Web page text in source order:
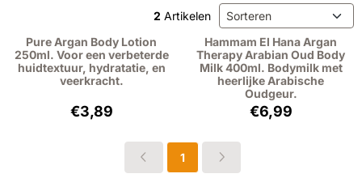
2 Artikelen Sorteermethode
Pure Argan Body Lotion
250ml. Voor een verbeterde
huidtextuur, hydratatie, en
veerkracht.
Prijs: 3,89, exclusief btw: 3,21
€3,89
Hammam El Hana Argan
Therapy Arabian Oud Body
Milk 400ml. Bodymilk met
heerlijke Arabische
Oudgeur.
Prijs: 6,99,
€6,99
1